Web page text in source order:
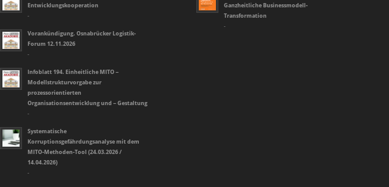
Entwicklungskooperation
-
Vorankündigung. Osnabrücker Logistik-
Forum 12.11.2026
-
Infoblatt 194. Einheitliche MITO –
Modellstrukturvorgabe zur
prozessorientierten
Organisationsentwicklung und – Gestaltung
-
Systematische
Korruptionsgefährdungsanalyse mit dem
MITO-Methoden-Tool (24.03.2026 /
14.04.2026)
-
Ganzheitliche Businessmodell-
Transformation
-